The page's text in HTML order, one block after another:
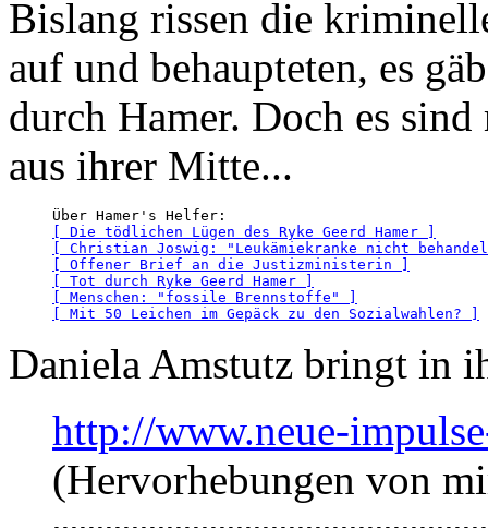
Bislang rissen die
auf und behaupteten, es
durch Hamer. Doch es
aus ihrer Mitte...
[ Die tödlichen Lügen des Ryke Geerd Hamer ]
[ Christian Joswig: "Leukämiekranke nicht
[ Offener Brief an die Justizministerin ]
[ Tot durch Ryke Geerd Hamer ]
[ Menschen: "fossile Brennstoffe" ]
[ Mit 50 Leichen im Gepäck zu den Sozialwahlen? ]
Daniela Amstutz bringt in
http://www.neue-
(Hervorhebungen von